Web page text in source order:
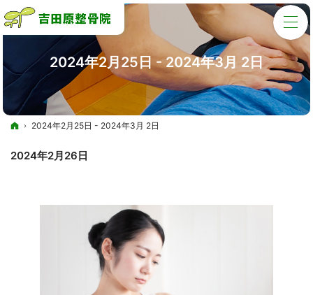
2024年2月25日 - 2024年3月 2日
ホーム
2024年2月25日 - 2024年3月 2日
2024年2月26日